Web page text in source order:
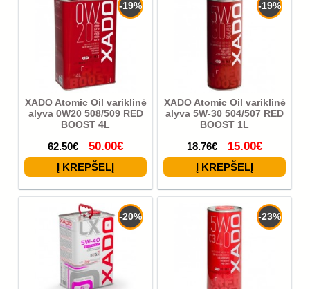
-19%
XADO Atomic Oil variklinė
alyva 0W20 508/509 RED
BOOST 4L
62.50€ 50.00€
-19%
XADO Atomic Oil variklinė
alyva 5W-30 504/507 RED
BOOST 1L
18.76€ 15.00€
-20% -23%